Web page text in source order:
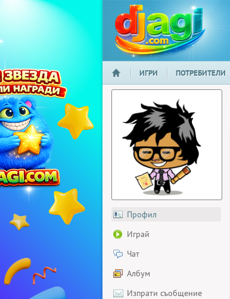
НАЧАЛО
ИГРИ ПОТРЕБИТЕЛИ
Профил
Играй
Чат
Албум
Изпрати съобщение